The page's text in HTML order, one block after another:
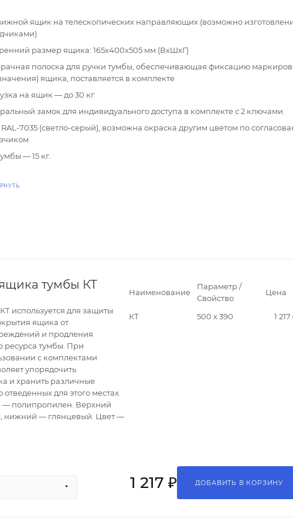
ящик на телескопических направляющих (возможно
размер ящика: 165х400х505 мм (ВхШхГ)
полоска для ручки тумбы, обеспечивающая фиксацию
ящика, поставляется в комплекте
на ящик — до 30 кг
замок для индивидуального доступа в комплекте с 2 ключами.
7035 (светло-серый), возможна окраска другим цветом по
— 15 кг.
тумбы КТ
используется для защиты
ящика от
и продления
ресурса тумбы. При
с комплектами
упорядочить
и хранить различные
для этого местах.
— полипропилен. Верхний
нижний — глянцевый. Цвет —
Наименование
Параметр /
Свойство
Цена
КТ 500 х 390 1 217
1 217 ₽ ДОБАВИТЬ В КОРЗИНУ